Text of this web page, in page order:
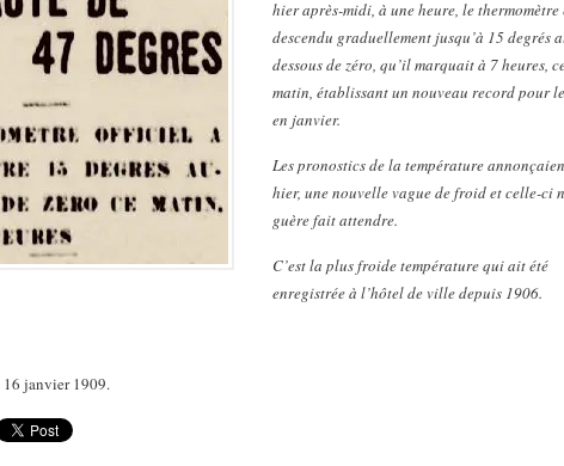
hier après-midi, à une heure, le thermomètre
descendu graduellement jusqu’à 15 degrés
dessous de zéro, qu’il marquait à 7 heures,
matin, établissant un nouveau record pour
en janvier.
Les pronostics de la température
hier, une nouvelle vague de froid et celle-ci
guère fait attendre.
C’est la plus froide température qui ait été
enregistrée à l’hôtel de ville depuis 1906.
janvier 1909.